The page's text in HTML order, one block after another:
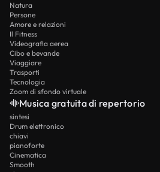
Natura
Persone
Amore e relazioni
Il Fitness
Videografia aerea
Cibo e bevande
Viaggiare
Trasporti
Tecnologia
Zoom di sfondo virtuale
Musica gratuita di repertorio
sintesi
Drum elettronico
chiavi
pianoforte
Cinematica
Smooth